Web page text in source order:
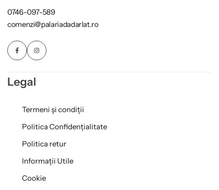
0746-097-589
comenzi@palariadadarlat.ro
Legal
Termeni și condiții
Politica Confidențialitate
Politica retur
Informații Utile
Cookie